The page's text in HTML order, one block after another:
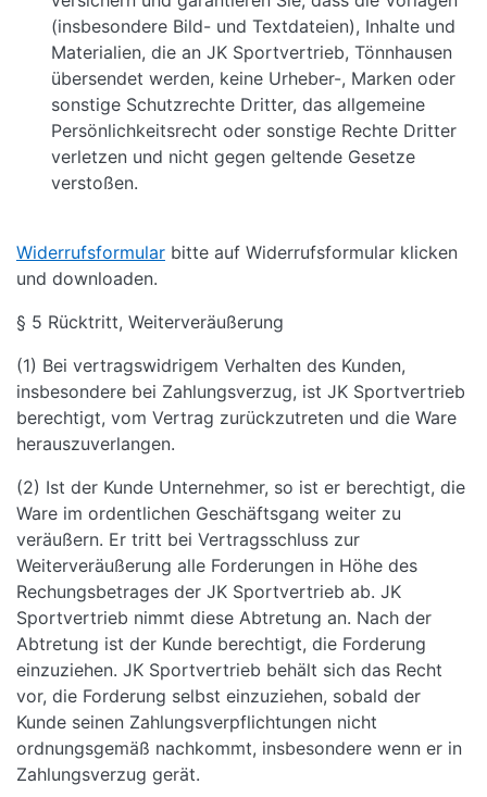
(insbesondere Bild- und Textdateien), Inhalte und
Materialien, die an JK Sportvertrieb, Tönnhausen
übersendet werden, keine Urheber-, Marken oder
sonstige Schutzrechte Dritter, das allgemeine
Persönlichkeitsrecht oder sonstige Rechte Dritter
verletzen und nicht gegen geltende Gesetze
verstoßen.
Widerrufsformular bitte auf Widerrufsformular klicken
und downloaden.
§ 5 Rücktritt, Weiterveräußerung
(1) Bei vertragswidrigem Verhalten des Kunden,
insbesondere bei Zahlungsverzug, ist JK Sportvertrieb
berechtigt, vom Vertrag zurückzutreten und die Ware
herauszuverlangen.
(2) Ist der Kunde Unternehmer, so ist er berechtigt, die
Ware im ordentlichen Geschäftsgang weiter zu
veräußern. Er tritt bei Vertragsschluss zur
Weiterveräußerung alle Forderungen in Höhe des
Rechungsbetrages der JK Sportvertrieb ab. JK
Sportvertrieb nimmt diese Abtretung an. Nach der
Abtretung ist der Kunde berechtigt, die Forderung
einzuziehen. JK Sportvertrieb behält sich das Recht
vor, die Forderung selbst einzuziehen, sobald der
Kunde seinen Zahlungsverpflichtungen nicht
ordnungsgemäß nachkommt, insbesondere wenn er in
Zahlungsverzug gerät.